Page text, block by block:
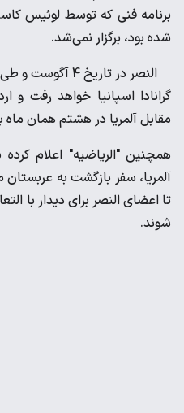
برنامه فنی که توسط لوئیس
شده بود، برگزار نمی‌شد.
النصر در تاریخ
گرانادا اسپانیا خواهد رفت و
مقابل آلمریا در هشتم همان ماه
همچنین "الریاضیه" اعلام
آلمریا، سفر بازگشت به
تا اعضای النصر برای دیدار با
شوند.